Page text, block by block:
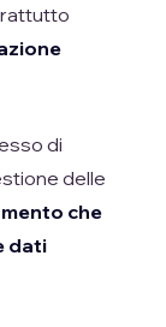
di
delle
che
dati